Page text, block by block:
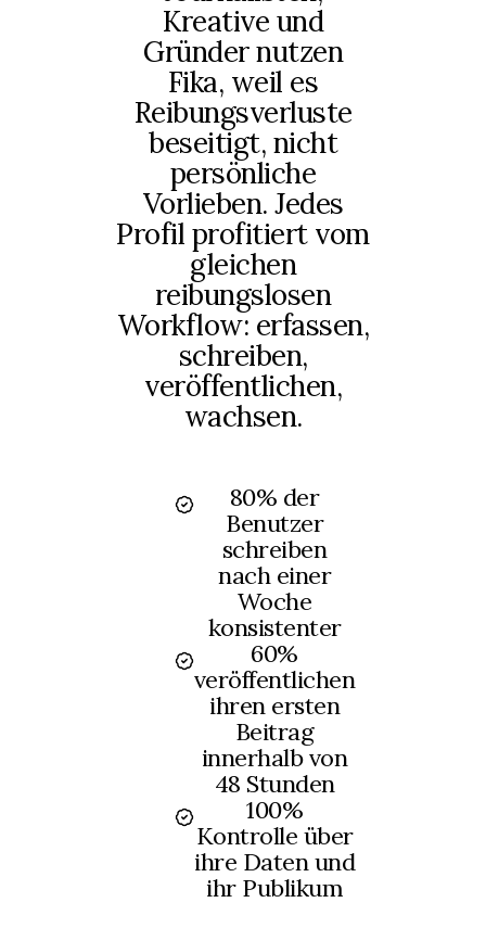
Kreative und
Gründer nutzen
Fika, weil es
Reibungsverluste
beseitigt, nicht
persönliche
Vorlieben. Jedes
Profil profitiert vom
gleichen
reibungslosen
Workflow: erfassen,
schreiben,
veröffentlichen,
wachsen.
80% der
Benutzer
schreiben
nach einer
Woche
konsistenter
60%
veröffentlichen
ihren ersten
Beitrag
innerhalb von
48 Stunden
100%
Kontrolle über
ihre Daten und
ihr Publikum